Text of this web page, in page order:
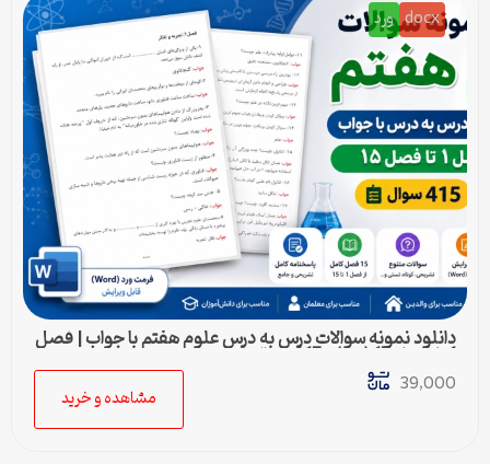
docx ورد
دانلود نمونه سوالات درس به درس علوم هفتم با جواب | فصل
1 تا فصل 15 (ورد) – 415 سوال
39,000
مشاهده و خرید